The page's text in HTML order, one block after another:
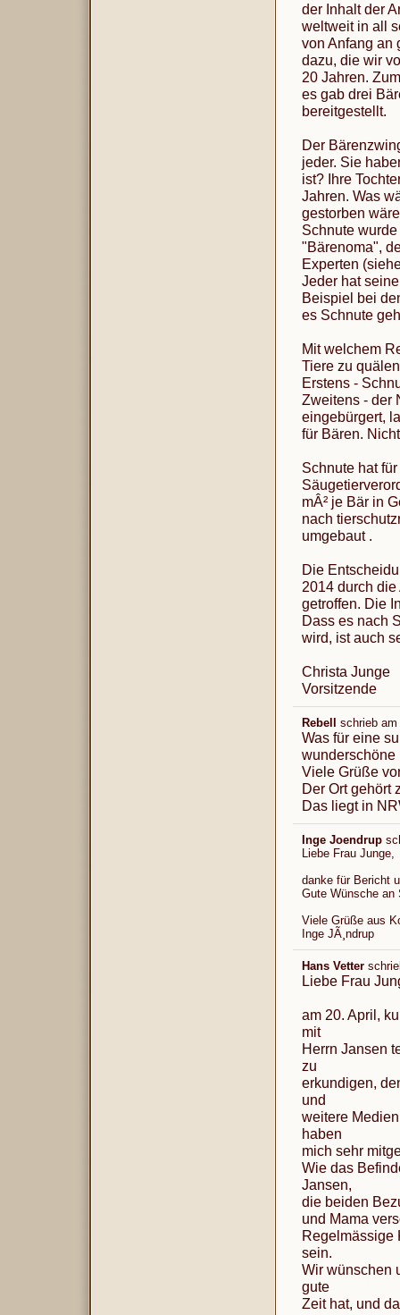
der Inhalt der
weltweit in all
von Anfang an
dazu, die wir
20 Jahren.
es gab drei
bereitgestellt.
Der
jeder. Sie
ist? Ihre
Jahren. Was
gestorben
Schnute
"Bärenoma",
Experten
Jeder hat
Beispiel bei
es Schnute
Mit welchem
Tiere zu
Erstens -
Zweitens - der
eingebürgert,
für Bären.
Schnute hat
mÂ² je Bär in
nach
umgebaut .
Die
2014 durch
getroffen. Die
Dass es nach
wird, ist auch
Christa Junge
Vorsitzende
Rebell schrieb am
Was für eine
wunderschöne
Viele Grüße
Der Ort gehört
Das liegt in
Inge Joendrup
Liebe Frau Junge,
danke für Bericht
Gute Wünsche an
Viele Grüße aus
Inge JÃ¸ndrup
Hans Vetter
Liebe Frau
am 20. April,
mit
Herrn Jansen
zu
erkundigen,
und
weitere
haben
mich sehr
Wie das
Jansen,
die beiden
und Mama
Regelmässige
sein.
Wir wünschen
gute
Zeit hat, und